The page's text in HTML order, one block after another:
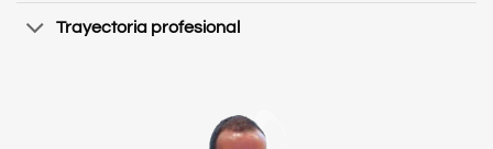
Trayectoria profesional